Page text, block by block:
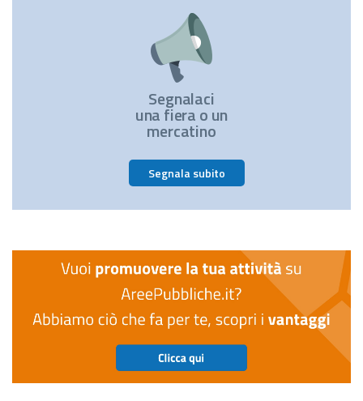
Segnalaci
una fiera o un
mercatino
Segnala subito